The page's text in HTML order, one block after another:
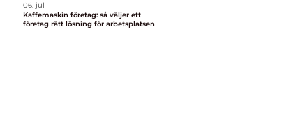
06. jul
Kaffemaskin företag: så väljer ett
företag rätt lösning för arbetsplatsen